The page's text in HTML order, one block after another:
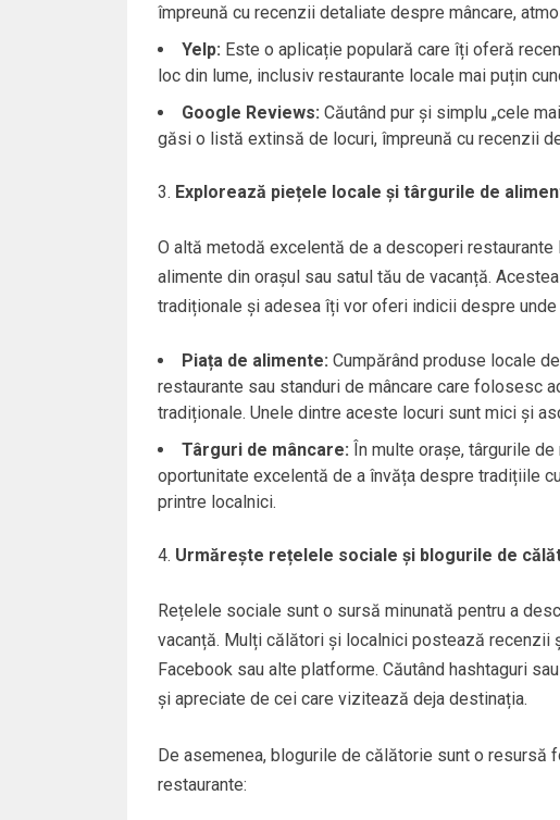
împreună cu recenzii detaliate despre mâncare,
Yelp: Este o aplicație populară care îți oferă
loc din lume, inclusiv restaurante locale mai puțin
Google Reviews: Căutând pur și simplu „cele
găsi o listă extinsă de locuri, împreună cu recenzii
Explorează piețele locale și târgurile de
O altă metodă excelentă de a descoperi
alimente din orașul sau satul tău de vacanță.
tradiționale și adesea îți vor oferi indicii despre
Piața de alimente: Cumpărând produse locale
restaurante sau standuri de mâncare care folosesc
tradiționale. Unele dintre aceste locuri sunt mici și
Târguri de mâncare: În multe orașe, târgurile
oportunitate excelentă de a învăța despre tradițiile
printre localnici.
Urmărește rețelele sociale și blogurile de
Rețelele sociale sunt o sursă minunată pentru a
vacanță. Mulți călători și localnici postează recenzii
Facebook sau alte platforme. Căutând hashtaguri
și apreciate de cei care vizitează deja destinația.
De asemenea, blogurile de călătorie sunt o resursă
restaurante: